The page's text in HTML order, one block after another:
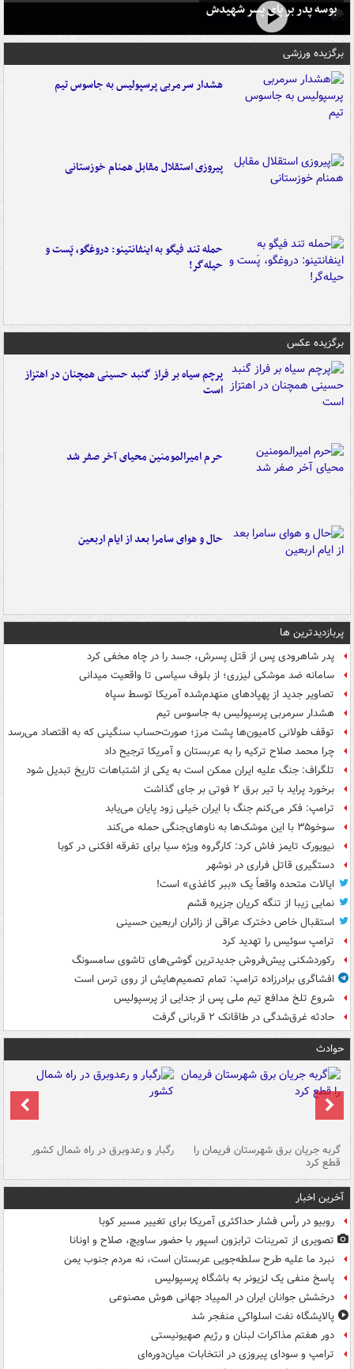
بوسه‌ پدر بر پای پسر شهیدش
برگزیده ورزشی
هشدار سرمربی پرسپولیس به جاسوس تیم
پیروزی استقلال مقابل همنام خوزستانی
حمله تند فیگو به اینفانتینو: دروغگو، پَست‌ و
حیله‌گر!
برگزیده عکس
پرچم سیاه بر فراز گنبد حسینی همچنان در اهتزاز
است
حرم امیرالمومنین محیای آخر صفر شد
حال و هوای سامرا بعد از ایام اربعین
پربازدیدترین ها
پدر شاهرودی پس از قتل پسرش، جسد را در چاه مخفی کرد
سامانه ضد موشکی لیزری؛ از بلوف سیاسی تا واقعیت میدانی
تصاویر جدید از پهپادهای منهدم‌شده آمریکا توسط سپاه
هشدار سرمربی پرسپولیس به جاسوس تیم
توقف طولانی کامیون‌ها پشت مرز؛ صورت‌حساب سنگینی که به اقتصاد می‌رسد
چرا محمد صلاح ترکیه را به عربستان و آمریکا ترجیح داد
تلگراف: جنگ علیه ایران ممکن است به یکی از اشتباهات تاریخ تبدیل شود
برخورد پراید با تیر برق ۲ فوتی بر جای گذاشت
ترامپ: فکر می‌کنم جنگ با ایران خیلی زود پایان می‌یابد
سوخو۳۵ با این موشک‌ها به ناوهای‌جنگی حمله می‌کند
نیویورک تایمز فاش کرد: کارگروه ویژه سیا برای تفرقه افکنی در کوبا
دستگیری قاتل فراری در نوشهر
ایالات متحده واقعاً یک «ببر کاغذی» است!
نمایی زیبا از تنگه کریان جزیره قشم
استقبال خاص دخترک عراقی از زائران اربعین حسینی
ترامپ سوئیس را تهدید کرد
رکوردشکنی پیش‌فروش جدیدترین گوشی‌های تاشوی سامسونگ
افشاگری برادرزاده ترامپ: تمام تصمیم‌هایش از روی ترس است
شروع تلخ مدافع تیم ملی پس از جدایی از پرسپولیس
حادثه غرق‌شدگی در طاقانک ۲ قربانی گرفت
حوادث
گربه جریان برق شهرستان فریمان را
قطع کرد
رگبار و رعدوبرق در راه شمال کشور
آخرین اخبار
روبیو در رأس فشار حداکثری آمریکا برای تغییر مسیر کوبا
تصویری از تمرینات ترابزون اسپور با حضور ساویچ، صلاح و اونانا
نبرد ما علیه طرح سلطه‌جویی عربستان است، نه مردم جنوب یمن
پاسخ منفی یک لزیونر به باشگاه پرسپولیس
درخشش جوانان ایران در المپیاد جهانی هوش مصنوعی
پالایشگاه نفت اسلواکی منفجر شد
دور هفتم مذاکرات لبنان و رژیم صهیونیستی
ترامپ و سودای پیروزی در انتخابات میان‌دوره‌ای